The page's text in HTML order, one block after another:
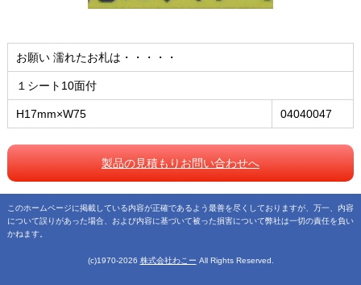
お願い 濡れたお札は・・・・・
１シート10面付
H17mm×W75 04040047
製品の見積もりお問い合わせへ
このホームページに掲載している内容が正確であるよう最善を尽くしておりますが、万一、内容
について誤りがあった場合、および内容に基づいて被った損害について弊社は一切の責任を負い
かねます。
(c)1970-2026 株式会社わこー All Rights Reserved.